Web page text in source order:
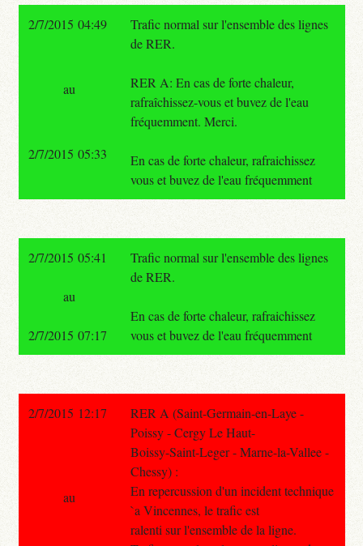
2/7/2015 04:49
Trafic normal sur l'ensemble des lignes
de RER.
RER A: En cas de forte chaleur,
rafraîchissez-vous et buvez de l'eau
fréquemment. Merci.
En cas de forte chaleur, rafraichissez
vous et buvez de l'eau fréquemment
au
2/7/2015 05:33
2/7/2015 05:41
Trafic normal sur l'ensemble des lignes
de RER.
En cas de forte chaleur, rafraichissez
vous et buvez de l'eau fréquemment
au
2/7/2015 07:17
2/7/2015 12:17
RER A (Saint-Germain-en-Laye -
Poissy - Cergy Le Haut-
Boissy-Saint-Leger - Marne-la-Vallee -
Chessy) :
En repercussion d'un incident technique
`a Vincennes, le trafic est
ralenti sur l'ensemble de la ligne.
au